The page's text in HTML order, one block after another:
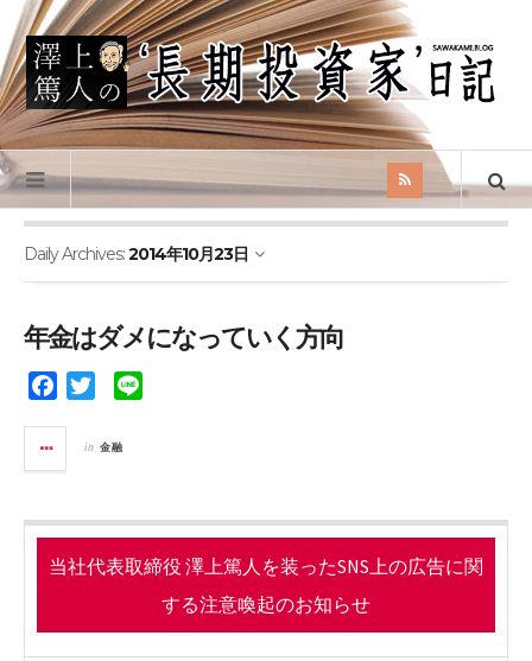
Daily Archives:2014年10月23日
年金はダメになっていく方向
e
o
o
e
r
in 金融
当社代表取締役 澤上篤人を装ったSNS上の広告に関
する注意喚起のお知らせ